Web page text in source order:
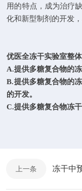
用的特点，成为治疗
化和新型制剂的开发
优医全冻干实验室整
A.提供多糖复合物的
B.提供多糖复合物的
的开发。
C.提供多糖复合物冻
上一条 冻干中